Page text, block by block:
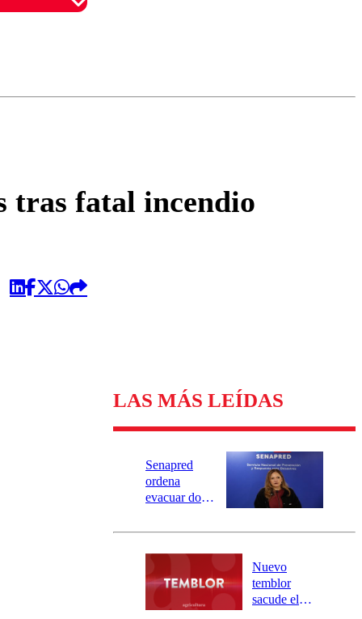
tras fatal incendio
LAS MÁS LEÍDAS
Senapred
ordena
evacuar dos
Carahue por
río Damas:
activa
mensajería
SAE
Nuevo
temblor
sacude el